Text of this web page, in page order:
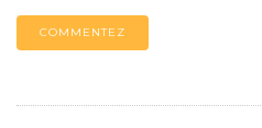
COMMENTEZ